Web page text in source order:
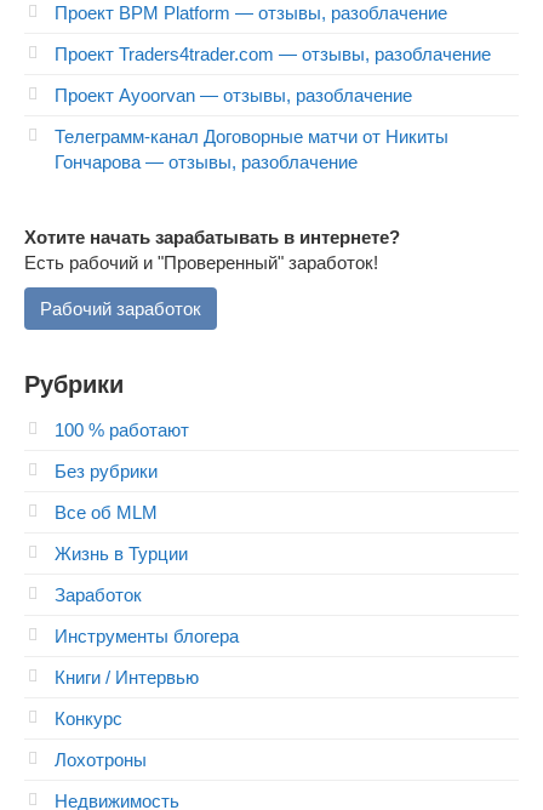
Проект BPM Platform — отзывы, разоблачение
Проект Traders4trader.com — отзывы, разоблачение
Проект Ayoorvan — отзывы, разоблачение
Телеграмм-канал Договорные матчи от Никиты
Гончарова — отзывы, разоблачение
Хотите начать зарабатывать в интернете?
Есть рабочий и "Проверенный" заработок!
Рабочий заработок
Рубрики
100 % работают
Без рубрики
Все об MLM
Жизнь в Турции
Заработок
Инструменты блогера
Книги / Интервью
Конкурс
Лохотроны
Недвижимость